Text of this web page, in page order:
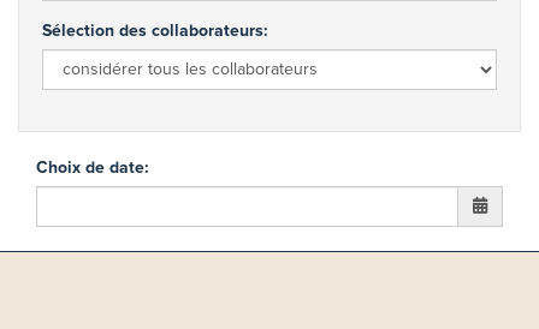
Sélection des collaborateurs:
Choix de date: